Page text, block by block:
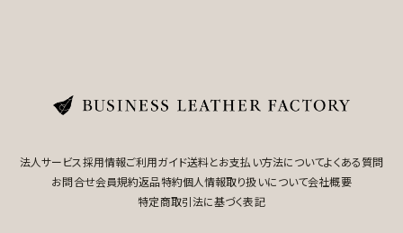
法人サービス採用情報ご利用ガイド送料とお支払い方法についてよくある質問
お問合せ会員規約返品特約個人情報取り扱いについて会社概要
特定商取引法に基づく表記